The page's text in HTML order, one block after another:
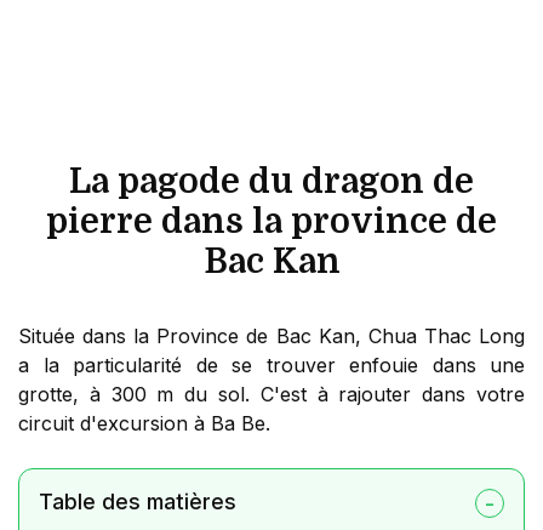
La pagode du dragon de
pierre dans la province de
Bac Kan
Située dans la Province de Bac Kan, Chua Thac Long
a la particularité de se trouver enfouie dans une
grotte, à 300 m du sol. C'est à rajouter dans votre
circuit d'excursion à Ba Be.
Table des matières